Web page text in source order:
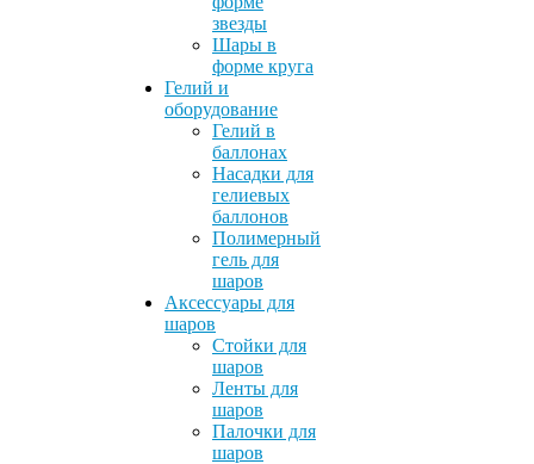
звезды
Шары в
форме круга
Гелий и
оборудование
Гелий в
баллонах
Насадки для
гелиевых
баллонов
Полимерный
гель для
шаров
Аксессуары для
шаров
Стойки для
шаров
Ленты для
шаров
Палочки для
шаров